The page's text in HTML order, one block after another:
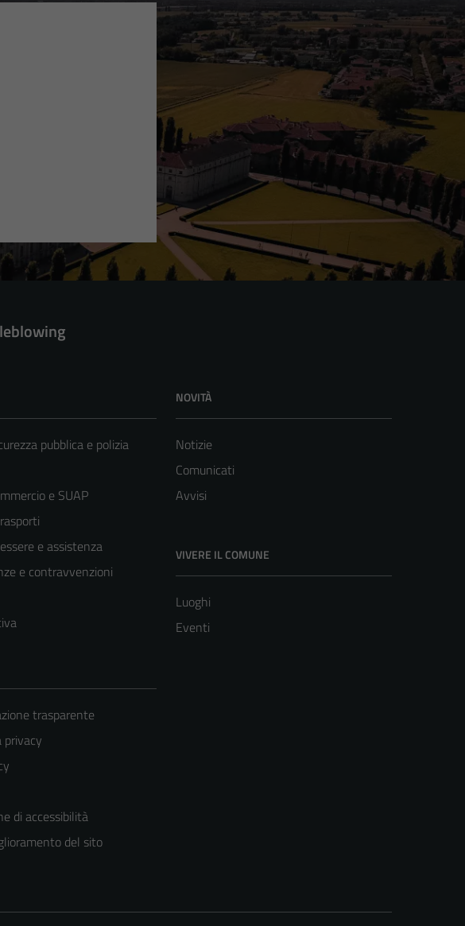
pubblica e polizia
e SUAP
e assistenza
e contravvenzioni
NOVITÀ
Notizie
Comunicati
Avvisi
VIVERE IL COMUNE
Luoghi
Eventi
trasparente
di accessibilità
del sito